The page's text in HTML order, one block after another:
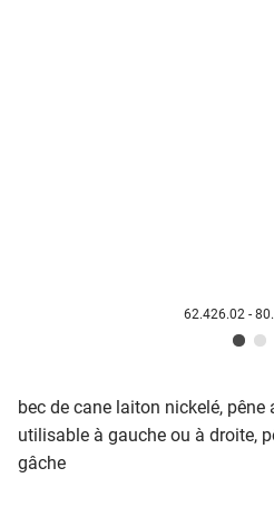
62.426.02 -
bec de cane laiton nickelé,
utilisable à gauche ou à droite,
gâche